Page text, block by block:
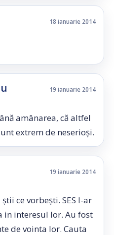
18 ianuarie 2014
19 ianuarie 2014
amânarea, că altfel
extrem de neserioși.
19 ianuarie 2014
ce vorbești. SES l-ar
in interesul lor. Au fost
de vointa lor. Cauta